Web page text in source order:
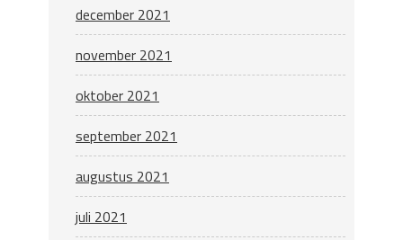
december 2021
november 2021
oktober 2021
september 2021
augustus 2021
juli 2021